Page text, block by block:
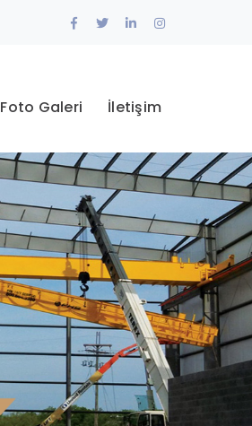
Facebook
TwitterLinkedInInstagram
Foto Galeri İletişim